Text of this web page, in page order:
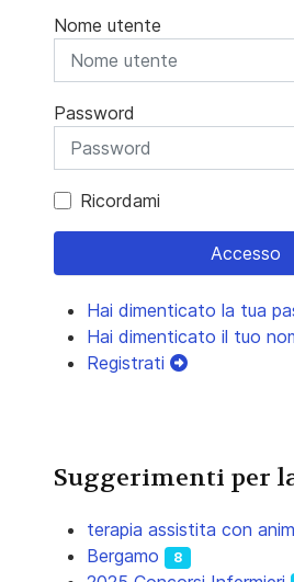
Nome utente
Password
Ricordami
Accesso
Hai dimenticato la tua
Hai dimenticato il tuo
Registrati
Suggerimenti per
terapia assistita con
Bergamo 8